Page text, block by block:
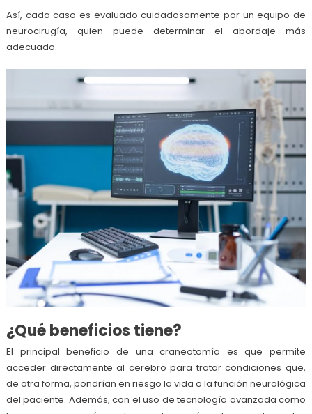
Así, cada caso es evaluado cuidadosamente por un equipo de
neurocirugía, quien puede determinar el abordaje más
adecuado.
¿Qué beneficios tiene?
El principal beneficio de una craneotomía es que permite
acceder directamente al cerebro para tratar condiciones que,
de otra forma, pondrían en riesgo la vida o la función neurológica
del paciente. Además, con el uso de tecnología avanzada como